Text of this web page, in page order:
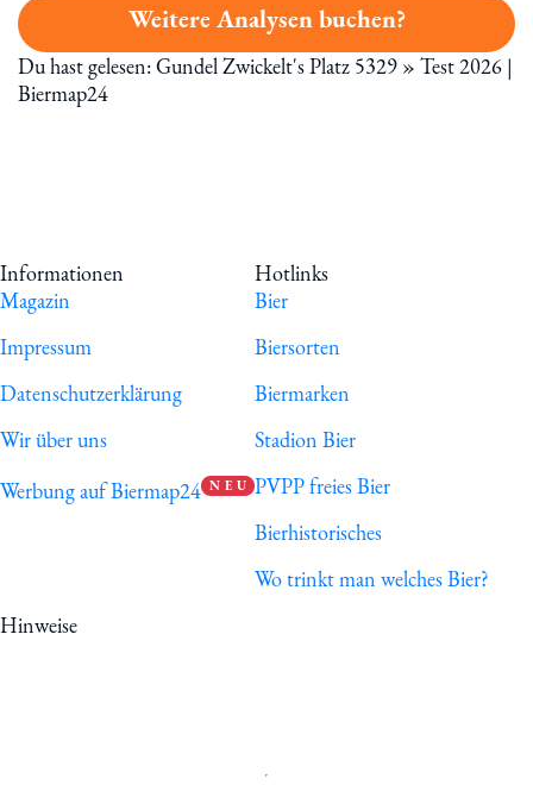
Weitere Analysen buchen?
Du hast gelesen: Gundel Zwickelt's Platz 5329 » Test 2026 |
Biermap24
Informationen
Magazin
Impressum
Datenschutzerklärung
Wir über uns
Werbung auf Biermap24 N E U
Hotlinks
Bier
Biersorten
Biermarken
Stadion Bier
PVPP freies Bier
Bierhistorisches
Wo trinkt man welches Bier?
Hinweise